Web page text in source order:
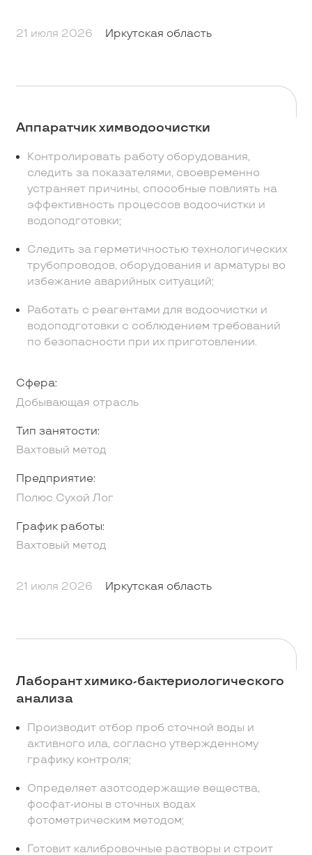
21 июля 2026 Иркутская область
Аппаратчик химводоочистки
Контролировать работу оборудования,
следить за показателями, своевременно
устраняет причины, способные повлиять на
эффективность процессов водоочистки и
водоподготовки;
Следить за герметичностью технологических
трубопроводов, оборудования и арматуры во
избежание аварийных ситуаций;
Работать с реагентами для водоочистки и
водоподготовки с соблюдением требований
по безопасности при их приготовлении.
Сфера:
Добывающая отрасль
Тип занятости:
Вахтовый метод
Предприятие:
Полюс Сухой Лог
График работы:
Вахтовый метод
21 июля 2026 Иркутская область
Лаборант химико-бактериологического
анализа
Производит отбор проб сточной воды и
активного ила, согласно утвержденному
графику контроля;
Определяет азотсодержащие вещества,
фосфат-ионы в сточных водах
фотометрическим методом;
Готовит калибровочные растворы и строит